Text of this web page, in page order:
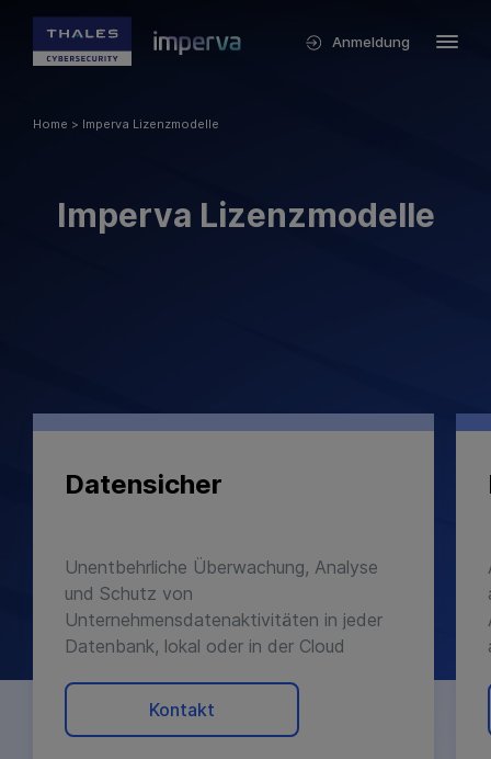
Anmeldung
Home > Imperva Lizenzmodelle
Imperva Lizenzmodelle
Datensicher
Unentbehrliche Überwachung, Analyse
und Schutz von
Unternehmensdatenaktivitäten in jeder
Datenbank, lokal oder in der Cloud
Kontakt